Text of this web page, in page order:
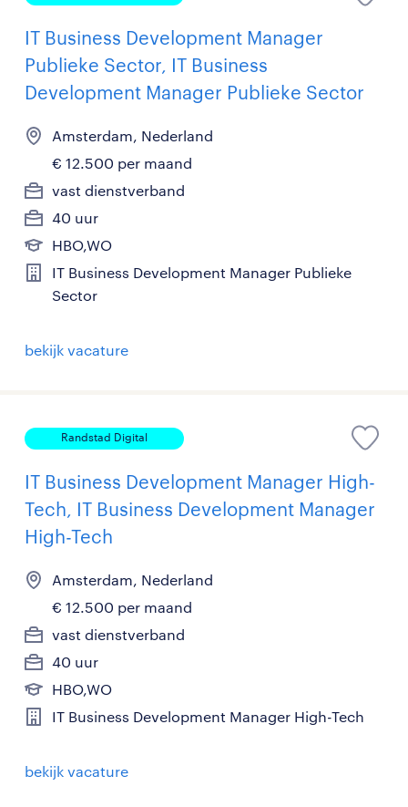
IT Business Development Manager
Publieke Sector, IT Business
Development Manager Publieke Sector
Amsterdam, Nederland
€ 12.500 per maand
vast dienstverband
40 uur
HBO,WO
IT Business Development Manager Publieke
Sector
bekijk vacature
Randstad Digital
IT Business Development Manager High-
Tech, IT Business Development Manager
High-Tech
Amsterdam, Nederland
€ 12.500 per maand
vast dienstverband
40 uur
HBO,WO
IT Business Development Manager High-Tech
bekijk vacature